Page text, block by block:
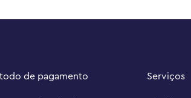
de pagamento Serviços